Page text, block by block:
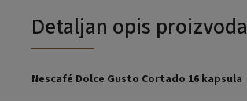
Detaljan opis proizvoda
Nescafé Dolce Gusto Cortado 16 kapsula